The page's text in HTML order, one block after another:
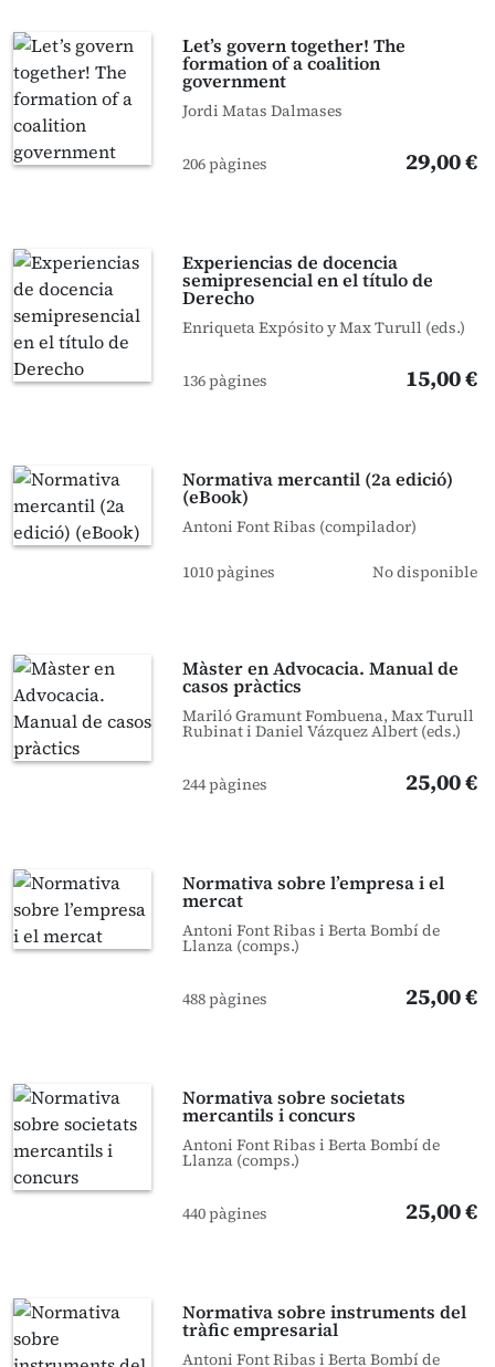
Let’s govern together! The
formation of a coalition
government
Jordi Matas Dalmases
206 pàgines 29,00 €
Experiencias de docencia
semipresencial en el título de
Derecho
Enriqueta Expósito y Max Turull (eds.)
136 pàgines 15,00 €
Normativa mercantil (2a edició)
(eBook)
Antoni Font Ribas (compilador)
1010 pàgines No disponible
Màster en Advocacia. Manual de
casos pràctics
Mariló Gramunt Fombuena, Max Turull
Rubinat i Daniel Vázquez Albert (eds.)
244 pàgines 25,00 €
Normativa sobre l’empresa i el
mercat
Antoni Font Ribas i Berta Bombí de
Llanza (comps.)
488 pàgines 25,00 €
Normativa sobre societats
mercantils i concurs
Antoni Font Ribas i Berta Bombí de
Llanza (comps.)
440 pàgines 25,00 €
Normativa sobre instruments del
tràfic empresarial
Antoni Font Ribas i Berta Bombí de